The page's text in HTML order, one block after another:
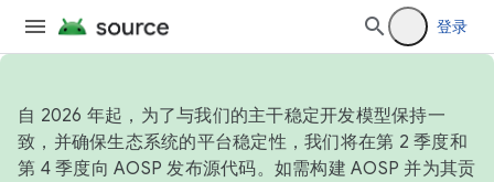
登录
自 2026 年起，为了与我们的主干稳定开发模型保持一
致，并确保生态系统的平台稳定性，我们将在第 2 季度和
第 4 季度向 AOSP 发布源代码。如需构建 AOSP 并为其贡